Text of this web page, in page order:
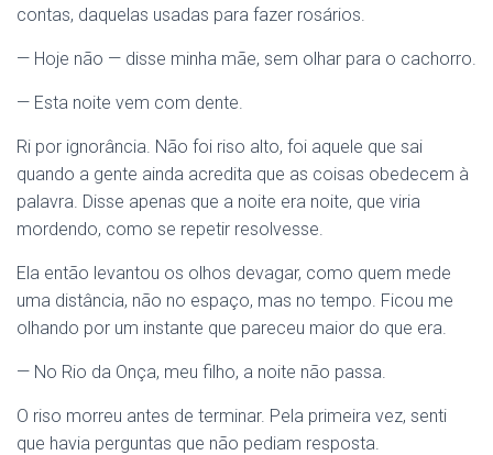
contas, daquelas usadas para fazer rosários.
— Hoje não — disse minha mãe, sem olhar para o cachorro.
— Esta noite vem com dente.
Ri por ignorância. Não foi riso alto, foi aquele que sai
quando a gente ainda acredita que as coisas obedecem à
palavra. Disse apenas que a noite era noite, que viria
mordendo, como se repetir resolvesse.
Ela então levantou os olhos devagar, como quem mede
uma distância, não no espaço, mas no tempo. Ficou me
olhando por um instante que pareceu maior do que era.
— No Rio da Onça, meu filho, a noite não passa.
O riso morreu antes de terminar. Pela primeira vez, senti
que havia perguntas que não pediam resposta.